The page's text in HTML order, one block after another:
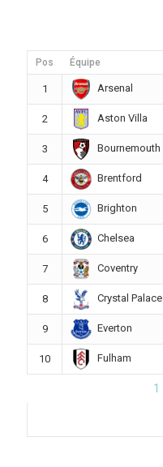
Pos Équipe
1 Arsenal
2 Aston Villa
3 Bournemouth
4 Brentford
5 Brighton
6 Chelsea
7 Coventry
8 Crystal Palace
9 Everton
10 Fulham
1